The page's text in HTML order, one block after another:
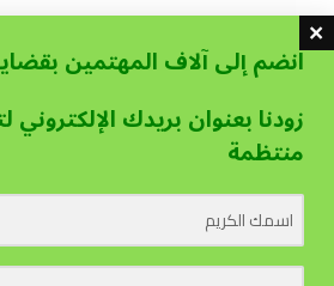
انضم إلى آلاف المهتمين
زودنا بعنوان بريدك
منتظمة